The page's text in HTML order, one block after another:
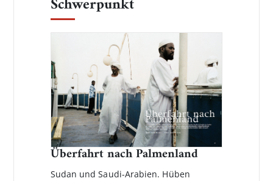
Überfahrt nach Palmenland
Sudan und Saudi-Arabien. Hüben